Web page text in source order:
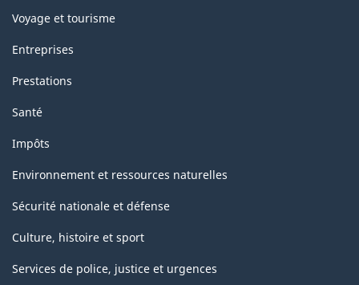
Voyage et tourisme
Entreprises
Prestations
Santé
Impôts
Environnement et ressources naturelles
Sécurité nationale et défense
Culture, histoire et sport
Services de police, justice et urgences